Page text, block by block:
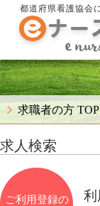
都道府県看護協会
求職者の方 TOP
求人検索
ご利用登録の
利